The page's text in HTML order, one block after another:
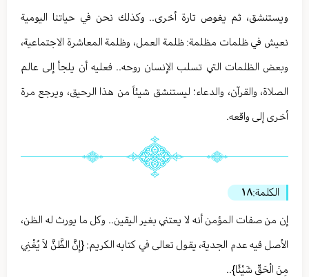
ويستنشق، ثم يغوص تارة أخرى.. وكذلك نحن في حياتنا اليومية
نعيش في ظلمات مظلمة: ظلمة العمل، وظلمة المعاشرة الاجتماعية،
وبعض الظلمات التي تسلب الإنسان روحه.. فعليه أن يلجأ إلى عالم
الصلاة، والقرآن، والدعاء؛ ليستنشق شيئاً من هذا الرحيق، ويرجع مرة
أخرى إلى واقعه.
الكلمة:١٨
إن من صفات المؤمن أنه لا يعتني بغير اليقين.. وكل ما يورث له الظن،
الأصل فيه عدم الجدية، يقول تعالى في كتابه الكريم: {إِنَّ الظَّنَّ لاَ يُغْنِي
مِنَ الْحَقِّ شَيْئًا}..